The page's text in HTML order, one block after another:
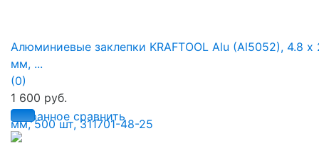
избранное сравнить
Алюминиевые заклепки KRAFTOOL Alu (Al5052), 4.8 х
мм, ...
(0)
1 600 руб.